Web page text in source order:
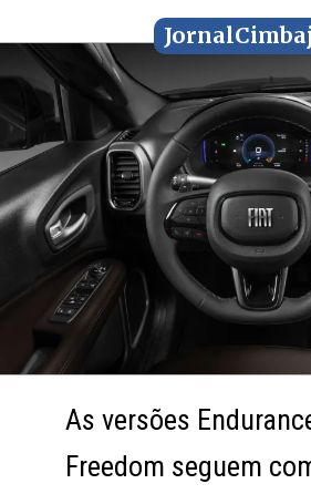
As versões
Freedom seguem
As versões
Freedom seguem